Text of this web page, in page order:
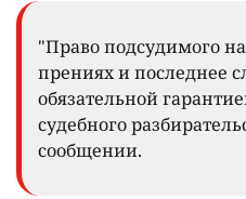
"Право подсудимого
прениях и последнее
обязательной
судебного
сообщении.